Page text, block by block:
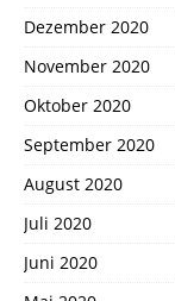
Dezember 2020
November 2020
Oktober 2020
September 2020
August 2020
Juli 2020
Juni 2020